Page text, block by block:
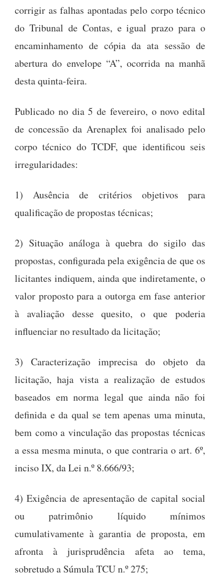
corrigir as falhas apontadas pelo corpo técnico
do Tribunal de Contas, e igual prazo para o
encaminhamento de cópia da ata sessão de
abertura do envelope “A”, ocorrida na manhã
desta quinta-feira.
Publicado no dia 5 de fevereiro, o novo edital
de concessão da Arenaplex foi analisado pelo
corpo técnico do TCDF, que identificou seis
irregularidades:
1) Ausência de critérios objetivos para
qualificação de propostas técnicas;
2) Situação análoga à quebra do sigilo das
propostas, configurada pela exigência de que os
licitantes indiquem, ainda que indiretamente, o
valor proposto para a outorga em fase anterior
à avaliação desse quesito, o que poderia
influenciar no resultado da licitação;
3) Caracterização imprecisa do objeto da
licitação, haja vista a realização de estudos
baseados em norma legal que ainda não foi
definida e da qual se tem apenas uma minuta,
bem como a vinculação das propostas técnicas
a essa mesma minuta, o que contraria o art. 6º,
inciso IX, da Lei n.º 8.666/93;
4) Exigência de apresentação de capital social
ou patrimônio líquido mínimos
cumulativamente à garantia de proposta, em
afronta à jurisprudência afeta ao tema,
sobretudo a Súmula TCU n.º 275;